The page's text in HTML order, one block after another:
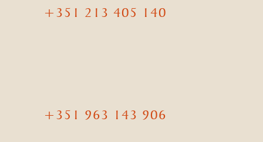
+351 213 405 140
+351 963 143 906